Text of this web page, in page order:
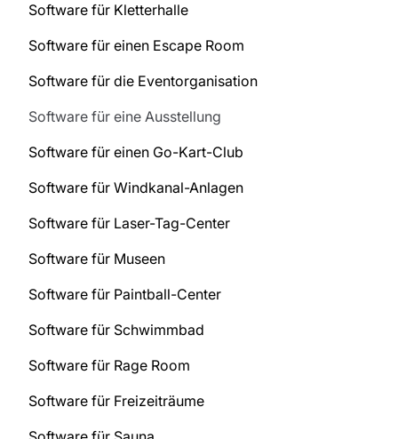
Software für Kletterhalle
Software für einen Escape Room
Software für die Eventorganisation
Software für eine Ausstellung
Software für einen Go-Kart-Club
Software für Windkanal-Anlagen
Software für Laser-Tag-Center
Software für Museen
Software für Paintball-Center
Software für Schwimmbad
Software für Rage Room
Software für Freizeiträume